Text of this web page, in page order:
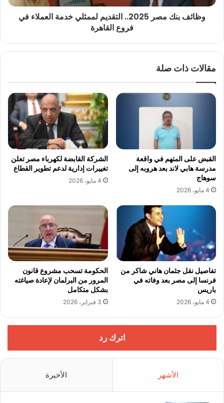
في
فروع
وظائف بنك مصر 2025.. التقديم لممثلي خدمة العملاء في
فروع القاهرة
مقالات ذات صلة
القبض على المتهم في واقعة
مدرسة هابي لاند بعد هروبه إلى
سوهاج
4 مايو، 2026
الشركة القابضة لكهرباء مصر تعلن
تغييرات إدارية لدعم تطوير القطاع
4 مايو، 2026
تفاصيل نقل جثمان هاني شاكر من
فرنسا إلى مصر بعد وفاته في
باريس
4 مايو، 2026
الحكومة تسحب مشروع قانون
المرور من البرلمان لإعادة صياغته
بشكل متكامل
3 فبراير، 2026
اترك رد
الأشهر الأخيرة